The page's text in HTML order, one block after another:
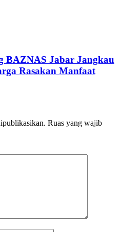
BAZNAS Jabar Jangkau
Rasakan Manfaat
Ruas yang wajib